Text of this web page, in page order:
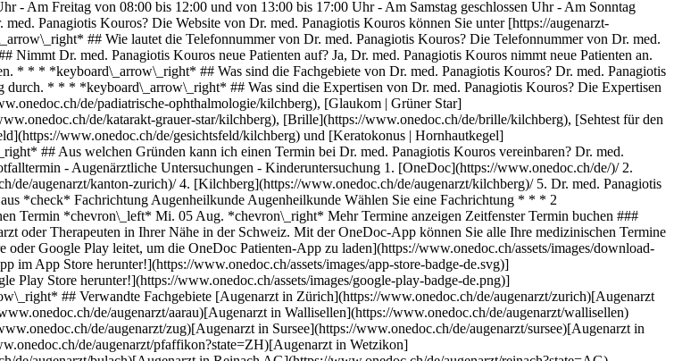
- Am Freitag von 08:00 bis 12:00 und von 13:00 bis 17:00 Uhr - Am Samstag geschlossen Uhr - Am Sonntag
Panagiotis Kouros? Die Website von Dr. med. Panagiotis Kouros können Sie unter [https://augenarzt-
## Wie lautet die Telefonnummer von Dr. med. Panagiotis Kouros? Die Telefonnummer von Dr. med.
Dr. med. Panagiotis Kouros neue Patienten auf? Ja, Dr. med. Panagiotis Kouros nimmt neue Patienten an.
* * * *keyboard\_arrow\_right* ## Was sind die Fachgebiete von Dr. med. Panagiotis Kouros? Dr. med. Panagiotis
* * * *keyboard\_arrow\_right* ## Was sind die Expertisen von Dr. med. Panagiotis Kouros? Die Expertisen
de/padiatrische-ophthalmologie/kilchberg), [Glaukom | Grüner Star]
de/katarakt-grauer-star/kilchberg), [Brille](https://www.onedoc.ch/de/brille/kilchberg), [Sehtest für den
www.onedoc.ch/de/gesichtsfeld/kilchberg) und [Keratokonus | Hornhautkegel]
## Aus welchen Gründen kann ich einen Termin bei Dr. med. Panagiotis Kouros vereinbaren? Dr. med.
- Augenärztliche Untersuchungen - Kinderuntersuchung 1. [OneDoc](https://www.onedoc.ch/de/)/ 2. [Augenarzt](https://www.onedoc.ch/de/augenarzt)/ 3. [Kanton Zürich](https://www.onedoc.ch/de/augenarzt/kanton-zurich)/ 4. [Kilchberg](https://www.onedoc.ch/de/augenarzt/kilchberg)/ 5. Dr. med. Panagiotis Kouros ### Termin buchen bei Dr. med. Panagiotis Kouros Füllen Sie die folgenden Felder aus *check* Fachrichtung Augenheilkunde Augenheilkunde Wählen Sie eine Fachrichtung * * * 2 Behandlungsgrund Wählen Sie Ihren Behandlungsgrund * * * *touch\_app* Wählen Sie einen Termin *chevron\_left* Mi. 05 Aug. *chevron\_right* Mehr Termine anzeigen Zeitfenster Termin buchen ### Laden Sie die OneDoc-App herunter Buchen Sie online einen Termin bei einem Arzt, Zahnarzt oder Therapeuten in Ihrer Nähe in der Schweiz. Mit der OneDoc-App können Sie alle Ihre medizinischen Termine von Ihrem Handy aus verwalten, jederzeit und überall. ![QR-Code, der zum Apple App Store oder Google Play leitet, um die OneDoc Patienten-App zu laden](https://www.onedoc.ch/assets/images/download-app-qr.jpeg) Scannen Sie den QR-Code, um die App herunterzuladen [![Laden Sie unsere App im App Store herunter!](https://www.onedoc.ch/assets/images/app-store-badge-de.svg)](https://apps.apple.com/ch/app/onedoc/id1592376413?l=fr)[![Laden Sie unsere App im Google Play Store herunter!](https://www.onedoc.ch/assets/images/google-play-badge-de.png)](https://play.google.com/store/apps/details?id=ch.onedoc.patient&hl=fr-CH) *keyboard\_arrow\_right* ## Verwandte Fachgebiete [Augenarzt in Zürich](https://www.onedoc.ch/de/augenarzt/zurich)[Augenarzt in Winterthur](https://www.onedoc.ch/de/augenarzt/winterthur)[Augenarzt in Aarau](https://www.onedoc.ch/de/augenarzt/aarau)[Augenarzt in Wallisellen](https://www.onedoc.ch/de/augenarzt/wallisellen)[Augenarzt in Olten](https://www.onedoc.ch/de/augenarzt/olten)[Augenarzt in Zug](https://www.onedoc.ch/de/augenarzt/zug)[Augenarzt in Sursee](https://www.onedoc.ch/de/augenarzt/sursee)[Augenarzt in Luzern](https://www.onedoc.ch/de/augenarzt/luzern)[Augenarzt in Pfäffikon ZH](https://www.onedoc.ch/de/augenarzt/pfaffikon?state=ZH)[Augenarzt in Wetzikon](https://www.onedoc.ch/de/augenarzt/wetzikon)[Augenarzt in Bülach](https://www.onedoc.ch/de/augenarzt/bulach)[Augenarzt in Reinach AG](https://www.onedoc.ch/de/augenarzt/reinach?state=AG)[Augenarzt in Schaffhausen](https://www.onedoc.ch/de/augenarzt/schaffhausen)[Augenarzt in Baar](https://www.onedoc.ch/de/augenarzt/baar)[Augenarzt in Risch-Rotkreuz](https://www.onedoc.ch/de/augenarzt/risch-rotkreuz)[Augenarzt in Dübendorf](https://www.onedoc.ch/de/augenarzt/dubendorf)[Augenarzt in Suhr](https://www.onedoc.ch/de/augenarzt/suhr)[Augenarzt in Affoltern am Albis](https://www.onedoc.ch/de/augenarzt/affoltern-am-albis)[Augenarzt in Thalwil](https://www.onedoc.ch/de/augenarzt/thalwil)[Augenarzt in Zofingen](https://www.onedoc.ch/de/augenarzt/zofingen)[Augenarzt in Opfikon](https://www.onedoc.ch/de/augenarzt/opfikon) *keyboard\_arrow\_right* ## Verwandte Expertisen [Pädiatrische Ophthalmologie in Zürich](https://www.onedoc.ch/de/padiatrische-ophthalmologie/zurich)[Pädiatrische Ophthalmologie in Luzern](https://www.onedoc.ch/de/padiatrische-ophthalmologie/luzern)[Pädiatrische Ophthalmologie in Winterthur](https://www.onedoc.ch/de/padiatrische-ophthalmologie/winterthur)[Pädiatrische Ophthalmologie in Sursee](https://www.onedoc.ch/de/padiatrische-ophthalmologie/sursee)[Pädiatrische Ophthalmologie in Wohlen](https://www.onedoc.ch/de/padiatrische-ophthalmologie/wohlen)[Pädiatrische Ophthalmologie in Schlieren](https://www.onedoc.ch/de/padiatrische-ophthalmologie/schlieren)[Pädiatrische Ophthalmologie in Aarau](https://www.onedoc.ch/de/padiatrische-ophthalmologie/aarau)[Pädiatrische Ophthalmologie in Wolhusen](https://www.onedoc.ch/de/padiatrische-ophthalmologie/wolhusen)[Pädiatrische Ophthalmologie in Regensdorf](https://www.onedoc.ch/de/padiatrische-ophthalmologie/regensdorf)[Pädiatrische Ophthalmologie in Thalwil](https://www.onedoc.ch/de/padiatrische-ophthalmologie/thalwil)[Pädiatrische Ophthalmologie in Wetzikon](https://www.onedoc.ch/de/padiatrische-ophthalmologie/wetzikon)[Pädiatrische Ophthalmologie in Hergiswil](https://www.onedoc.ch/de/padiatrische-ophthalmologie/hergiswil)[Pädiatrische Ophthalmologie in Olten](https://www.onedoc.ch/de/padiatrische-ophthalmologie/olten)[Pädiatrische Ophthalmologie in Ibach](https://www.onedoc.ch/de/padiatrische-ophthalmologie/ibach)[Pädiatrische Ophthalmologie in Schwyz](https://www.onedoc.ch/de/padiatrische-ophthalmologie/schwyz)[Pädiatrische Ophthalmologie in Altdorf UR](https://www.onedoc.ch/de/padiatrische-ophthalmologie/altdorf?state=UR)[Pädiatrische Ophthalmologie in Risch-Rotkreuz](https://www.onedoc.ch/de/padiatrische-ophthalmologie/risch-rotkreuz)[Pädiatrische Ophthalmologie in Unterägeri](https://www.onedoc.ch/de/padiatrische-ophthalmologie/unterageri)[Pädiatrische Ophthalmologie in Zug](https://www.onedoc.ch/de/padiatrische-ophthalmologie/zug)[Pädiatrische Ophthalmologie in Affoltern am Albis](https://www.onedoc.ch/de/padiatrische-ophthalmologie/affoltern-am-albis)[Pädiatrische Ophthalmologie in Bachenbülach](https://www.onedoc.ch/de/padiatrische-ophthalmologie/bachenbulach) *keyboard\_arrow\_right* ## Beliebte Suchbegriffe [Facharzt für Allgemeine Innere Medizin in Zürich](https://www.onedoc.ch/de/facharzt-fur-allgemeine-innere-medizin/zurich)[Gynäkologe (Frauenarzt und Geburtshelfer) in Zürich](https://www.onedoc.ch/de/gynakologe-frauenarzt-und-geburtshelfer/zurich)[Augenarzt in Zürich](https://www.onedoc.ch/de/augenarzt/zurich)[Masseur (klassische Massage) in Zürich](https://www.onedoc.ch/de/masseur-klassische-massage/zurich)[Physiotherapeut in Zürich](https://www.onedoc.ch/de/physiotherapeut/zurich)[Hausarzt (Allgemeinmedizin) in Zürich](https://www.onedoc.ch/de/hausarzt-allgemeinmedizin/zurich)[Hautarzt (Dermatologe) in Zürich](https://www.onedoc.ch/de/hautarzt-dermatologe/zurich)[Spezialist für ästhetische Medizin in Zürich](https://www.onedoc.ch/de/spezialist-fur-asthetische-medizin/zurich)[Impfzentrum in Zürich](https://www.onedoc.ch/de/impfzentrum/zurich)[Reflexologietherapeut in Zürich](https://www.onedoc.ch/de/reflexologietherapeut/zurich)[Medizinischer Masseur (Massage) in Zürich](https://www.onedoc.ch/de/medizinischer-masseur-massage/zurich)[Physiotherapeut in Winterthur](https://www.onedoc.ch/de/physiotherapeut/winterthur)[Osteopath in Zürich](https://www.onedoc.ch/de/osteopath/zurich)[Gastroenterologe in Zürich](https://www.onedoc.ch/de/gastroenterologe/zurich)[Neurologe in Zürich](https://www.onedoc.ch/de/neurologe/zurich)[Hausarzt (Allgemeinmedizin) in Winterthur](https://www.onedoc.ch/de/hausarzt-allgemeinmedizin/winterthur)[Zahnarzt in Zürich](https://www.onedoc.ch/de/zahnarzt/zurich)[WAM/TEN Naturheilpraktiker in Zürich](https://www.onedoc.ch/de/wam-ten-naturheilpraktiker/zurich)[Gesundheitsdienstleistungen der Apotheke in Zürich](https://www.onedoc.ch/de/gesundheitsdienstleistungen-der-apotheke/zurich)[Kardiologe in Zürich](https://www.onedoc.ch/de/kardiologe/zurich)[Gynäkologe (Frauenarzt und Geburtshelfer) in Aarau](https://www.onedoc.ch/de/gynakologe-frauenarzt-und-geburtshelfer/aarau) *keyboard\_arrow\_right* ## Finden Sie einen Arzt oder Therapeuten [Ärzte- und Therapeutenverzeichnis](https://www.onedoc.ch/de/verzeichnis) [A](https://www.onedoc.ch/de/verzeichnis/A) [B](https://www.onedoc.ch/de/verzeichnis/B) [C](https://www.onedoc.ch/de/verzeichnis/C) [D](https://www.onedoc.ch/de/verzeichnis/D) [E](https://www.onedoc.ch/de/verzeichnis/E) [F](https://www.onedoc.ch/de/verzeichnis/F) [G](https://www.onedoc.ch/de/verzeichnis/G) [H](https://www.onedoc.ch/de/verzeichnis/H) [I](https://www.onedoc.ch/de/verzeichnis/I) [J](https://www.onedoc.ch/de/verzeichnis/J) [K](https://www.onedoc.ch/de/verzeichnis/K) [L](https://www.onedoc.ch/de/verzeichnis/L) [M](https://www.onedoc.ch/de/verzeichnis/M) [N](https://www.onedoc.ch/de/verzeichnis/N) [O](https://www.onedoc.ch/de/verzeichnis/O) [P](https://www.onedoc.ch/de/verzeichnis/P) [Q](https://www.onedoc.ch/de/verzeichnis/Q) [R](https://www.onedoc.ch/de/verzeichnis/R) [S](https://www.onedoc.ch/de/verzeichnis/S) [T](https://www.onedoc.ch/de/verzeichnis/T) [U](https://www.onedoc.ch/de/verzeichnis/U) [V](https://www.onedoc.ch/de/verzeichnis/V) [W](https://www.onedoc.ch/de/verzeichnis/W) [X](https://www.onedoc.ch/de/verzeichnis/X) [Y](https://www.onedoc.ch/de/verzeichnis/Y) [Z](https://www.onedoc.ch/de/verzeichnis/Z) ## OneDoc [Ich bin Gesundheitsfachperson](https://info.onedoc.ch/de/) [Über uns](https://info.onedoc.ch/de/unsere-mission/) [Presse](https://info.onedoc.ch/de/media/) [Karriere](https://career.onedoc.ch/de) [Datenschutzzentrum](https://privacy.onedoc.ch/de/) [Verwaltung der Cookies](javascript:Didomi.preferences.show%28%29) [Hilfezentrum](https://help.onedoc.ch/de/) ## Sprachen [Deutsch](https://www.onedoc.ch/de/augenarzt/kilchberg/pcktp/dr-med-panagiotis-kouros) [Français](https://www.onedoc.ch/fr/ophtalmologue/kilchberg/pcktp/dr-med-panagiotis-kouros) [Italiano](https://www.onedoc.ch/it/oculista/kilchberg/pcktp/dr-med-panagiotis-kouros) [English](https://www.onedoc.ch/en/ophthalmologist/kilchberg/pcktp/dr-med-panagiotis-kouros) ## Verwandte Fachgebiete [Augenarzt in Zürich](https://www.onedoc.ch/de/augenarzt/zurich) [Augenarzt in Winterthur](https://www.onedoc.ch/de/augenarzt/winterthur) [Augenarzt in Aarau](https://www.onedoc.ch/de/augenarzt/aarau) [Augenarzt in Wallisellen](https://www.onedoc.ch/de/augenarzt/wallisellen) [Augenarzt in Olten](https://www.onedoc.ch/de/augenarzt/olten) [Augenarzt in Zug](https://www.onedoc.ch/de/augenarzt/zug) [Augenarzt in Sursee](https://www.onedoc.ch/de/augenarzt/sursee) [Augenarzt in Luzern](https://www.onedoc.ch/de/augenarzt/luzern) [Augenarzt in Pfäffikon ZH](https://www.onedoc.ch/de/augenarzt/pfaffikon?state=ZH) [Augenarzt in Wetzikon](https://www.onedoc.ch/de/augenarzt/wetzikon) [Augenarzt in Bülach](h